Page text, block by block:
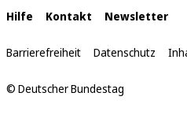
Interne
Links
Hilfe Kontakt Newsletter
Barrierefreiheit Datenschutz
© Deutscher Bundestag